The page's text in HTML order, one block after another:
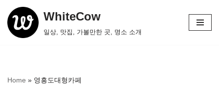
콘
텐
WhiteCow
일상, 맛집, 가볼만한 곳, 명소 소개
Home » 영흥도대형카페